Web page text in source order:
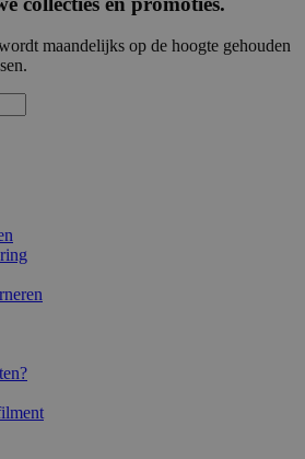
maandelijks op de hoogte gehouden